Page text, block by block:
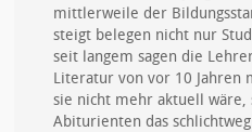
mittlerweile der
steigt belegen nicht nur
seit langem sagen die
Literatur von vor 10 Jahren
sie nicht mehr aktuell
Abiturienten das